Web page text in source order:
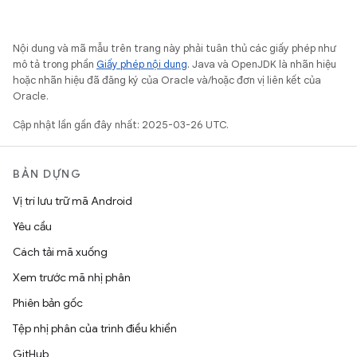
Nội dung và mã mẫu trên trang này phải tuân thủ các giấy phép như
mô tả trong phần Giấy phép nội dung. Java và OpenJDK là nhãn hiệu
hoặc nhãn hiệu đã đăng ký của Oracle và/hoặc đơn vị liên kết của
Oracle.
Cập nhật lần gần đây nhất: 2025-03-26 UTC.
BẢN DỰNG
Vị trí lưu trữ mã Android
Yêu cầu
Cách tải mã xuống
Xem trước mã nhị phân
Phiên bản gốc
Tệp nhị phân của trình điều khiển
GitHub